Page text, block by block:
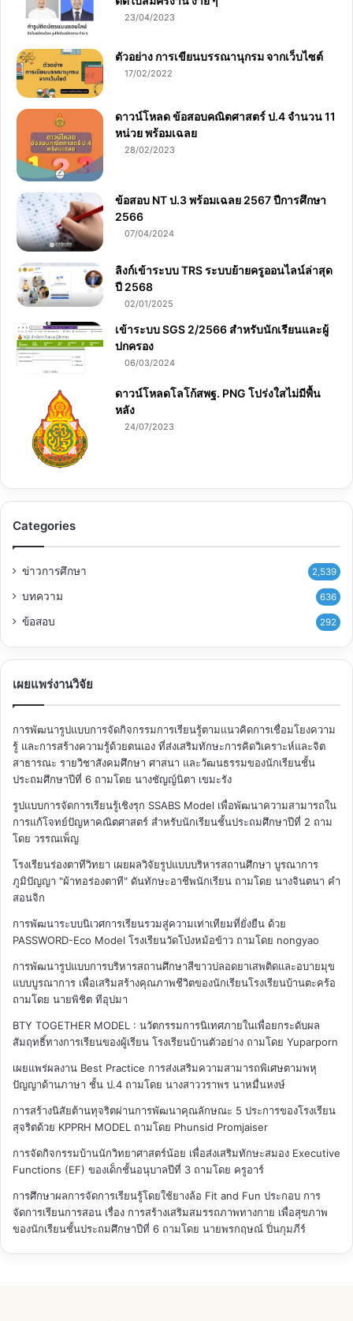
23/04/2023
ตัวอย่าง การเขียนบรรณานุกรม จากเว็บไซต์
17/02/2022
ดาวน์โหลด ข้อสอบคณิตศาสตร์ ป.4 จำนวน 11
หน่วย พร้อมเฉลย
28/02/2023
ข้อสอบ NT ป.3 พร้อมเฉลย 2567 ปีการศึกษา
2566
07/04/2024
ลิงก์เข้าระบบ TRS ระบบย้ายครูออนไลน์ล่าสุด
ปี 2568
02/01/2025
เข้าระบบ SGS 2/2566 สำหรับนักเรียนและผู้
ปกครอง
06/03/2024
ดาวน์โหลดโลโก้สพฐ. PNG โปร่งใสไม่มีพื้น
หลัง
24/07/2023
Categories
ข่าวการศึกษา 2,539
บทความ 636
ข้อสอบ 292
เผยแพร่งานวิจัย
การพัฒนารูปแบบการจัดกิจกรรมการเรียนรู้ตามแนวคิดการเชื่อมโยงความ
รู้ และการสร้างความรู้ด้วยตนเอง ที่ส่งเสริมทักษะการคิดวิเคราะห์และจิต
สาธารณะ รายวิชาสังคมศึกษา ศาสนา และวัฒนธรรมของนักเรียนชั้น
ประถมศึกษาปีที่ 6 ถามโดย นางชัญญ์นิตา เขมะรัง
รูปแบบการจัดการเรียนรู้เชิงรุก SSABS Model เพื่อพัฒนาความสามารถใน
การแก้โจทย์ปัญหาคณิตศาสตร์ สำหรับนักเรียนชั้นประถมศึกษาปีที่ 2 ถาม
โดย วรรณเพ็ญ
โรงเรียนร่องตาทีวิทยา เผยผลวิจัยรูปแบบบริหารสถานศึกษา บูรณาการ
ภูมิปัญญา "ผ้าทอร่องตาที" ดันทักษะอาชีพนักเรียน ถามโดย นางจินตนา คำ
สอนจิก
การพัฒนาระบบนิเวศการเรียนรวมสู่ความเท่าเทียมที่ยั่งยืน ด้วย
PASSWORD-Eco Model โรงเรียนวัดโป่งหม้อข้าว ถามโดย nongyao
การพัฒนารูปแบบการบริหารสถานศึกษาสีขาวปลอดยาเสพติดและอบายมุข
แบบบูรณาการ เพื่อเสริมสร้างคุณภาพชีวิตของนักเรียนโรงเรียนบ้านตะคร้อ
ถามโดย นายพิชิต ทีอุปมา
BTY TOGETHER MODEL : นวัตกรรมการนิเทศภายในเพื่อยกระดับผล
สัมฤทธิ์ทางการเรียนของผู้เรียน โรงเรียนบ้านตัวอย่าง ถามโดย Yuparporn
เผยแพร่ผลงาน Best Practice การส่งเสริมความสามารถพิเศษตามพหุ
ปัญญาด้านภาษา ชั้น ป.4 ถามโดย นางสาววราพร นาหมื่นหงษ์
การสร้างนิสัยต้านทุจริตผ่านการพัฒนาคุณลักษณะ 5 ประการของโรงเรียน
สุจริตด้วย KPPRH MODEL ถามโดย Phunsid Promjaiser
การจัดกิจกรรมบ้านนักวิทยาศาสตร์น้อย เพื่อส่งเสริมทักษะสมอง Executive
Functions (EF) ของเด็กชั้นอนุบาลปีที่ 3 ถามโดย ครูอาร์
การศึกษาผลการจัดการเรียนรู้โดยใช้ยางล้อ Fit and Fun ประกอบ การ
จัดการเรียนการสอน เรื่อง การสร้างเสริมสมรรถภาพทางกาย เพื่อสุขภาพ
ของนักเรียนชั้นประถมศึกษาปีที่ 6 ถามโดย นายพรกฤษณ์ ปิ่นกุมภีร์